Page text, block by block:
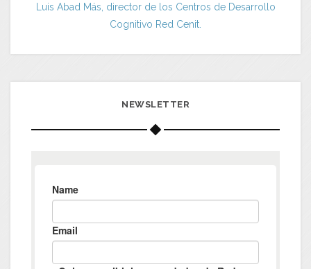
Luis Abad Más, director de los Centros de Desarrollo
Cognitivo Red Cenit.
NEWSLETTER